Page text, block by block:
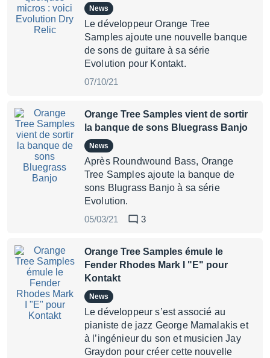
News
Le développeur Orange Tree
Samples ajoute une nouvelle banque
de sons de guitare à sa série
Evolution pour Kontakt.
07/10/21
Orange Tree Samples vient de sortir
la banque de sons Bluegrass Banjo
News
Après Roundwound Bass, Orange
Tree Samples ajoute la banque de
sons Blugrass Banjo à sa série
Evolution.
05/03/21
3
Orange Tree Samples émule le
Fender Rhodes Mark I "E" pour
Kontakt
News
Le développeur s’est associé au
pianiste de jazz George Mamalakis et
à l’ingénieur du son et musicien Jay
Graydon pour créer cette nouvelle